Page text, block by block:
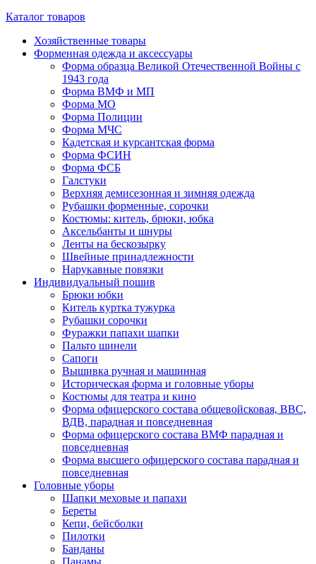
Каталог товаров
Хозяйственные товары
Форменная одежда и аксессуары
Форма образца Великой Отечественной Войны с
1943 года
Форма ВМФ и МП
Форма МО
Форма Полиции
Форма МЧС
Кадетская и курсантская форма
Форма ФСИН
Форма ФСБ
Галстуки
Верхняя демисезонная и зимняя одежда
Рубашки форменные, сорочки
Костюмы: китель, брюки, юбка
Аксельбанты и шнуры
Ленты на бескозырку
Швейные принадлежности
Нарукавные повязки
Индивидуальный пошив
Брюки юбки
Китель куртка тужурка
Рубашки сорочки
Фуражки папахи шапки
Пальто шинели
Сапоги
Вышивка ручная и машинная
Историческая форма и головные уборы
Костюмы для театра и кино
Форма офицерского состава общевойсковая, ВВС,
ВДВ, парадная и повседневная
Форма офицерского состава ВМФ парадная и
повседневная
Форма высшего офицерского состава парадная и
повседневная
Головные уборы
Шапки меховые и папахи
Береты
Кепи, бейсболки
Пилотки
Банданы